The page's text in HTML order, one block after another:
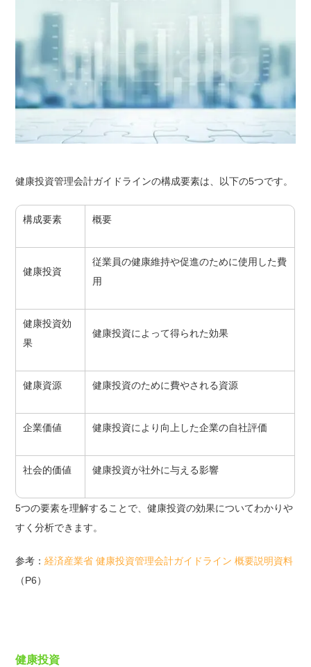
健康投資管理会計ガイドラインの構成要素は、以下の5つです。
構成要素 概要
健康投資
従業員の健康維持や促進のために使用した費
用
健康投資効
果
健康投資によって得られた効果
健康資源 健康投資のために費やされる資源
企業価値 健康投資により向上した企業の自社評価
社会的価値 健康投資が社外に与える影響
5つの要素を理解することで、健康投資の効果についてわかりや
すく分析できます。
参考：経済産業省 健康投資管理会計ガイドライン 概要説明資料
（P6）
健康投資